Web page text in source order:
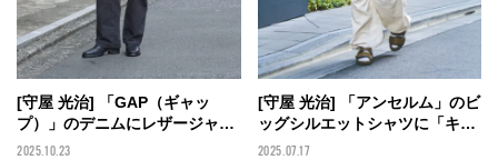
[守屋 光治] 「GAP（ギャッ
プ）」のデニムにレザージャケ
ット。定番オールブラックに流
2025.10.23
[守屋 光治] 「アンセルム」のビ
ッグシルエットシャツに「キャ
バン」のサンダルでポップな抜
2025.07.17